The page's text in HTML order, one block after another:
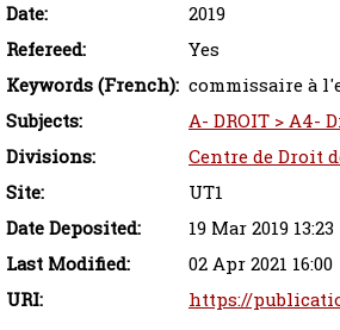
Date:
2019
Refereed:
Yes
Keywords (French): commissaire à
Subjects:
A- DROIT > A4-
Divisions:
Centre de Droit
Site:
UT1
Date Deposited:
19 Mar 2019 13:23
Last Modified:
02 Apr 2021 16:00
URI:
https://